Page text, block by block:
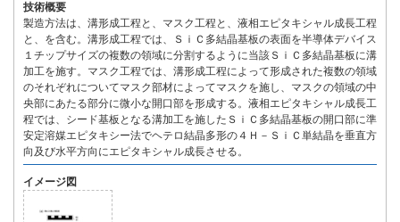
技術概要
製造方法は、溝形成工程と、マスク工程と、液相エピタキシャル成長工程
と、を含む。溝形成工程では、ＳｉＣ多結晶基板の表面を半導体デバイス
１チップサイズの複数の領域に分割するように当該ＳｉＣ多結晶基板に溝
加工を施す。マスク工程では、溝形成工程によって形成された複数の領域
のそれぞれについてマスク部材によってマスクを施し、マスクの領域の中
央部にあたる部分に微小な開口部を形成する。液相エピタキシャル成長工
程では、シード基板となる溝加工を施したＳｉＣ多結晶基板の開口部に準
安定溶媒エピタキシー法でヘテロ結晶多形の４Ｈ－ＳｉＣ単結晶を垂直方
向及び水平方向にエピタキシャル成長させる。
イメージ図